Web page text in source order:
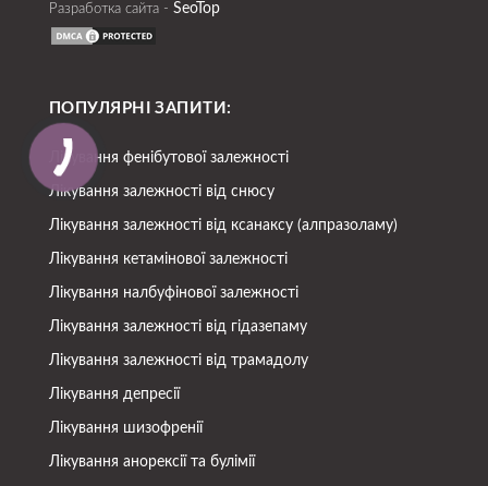
Разработка сайта - SeoTop
ПОПУЛЯРНІ ЗАПИТИ:
Лікування фенібутової залежності
Лікування залежності від снюсу
Лікування залежності від ксанаксу (алпразоламу)
Лікування кетамінової залежності
Лікування налбуфінової залежності
Лікування залежності від гідазепаму
Лікування залежності від трамадолу
Лікування депресії
Лікування шизофренії
Лікування анорексії та булімії